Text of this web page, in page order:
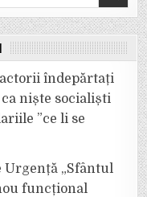
îndepărtați
ca niște socialiști
”ce li se
Urgență „Sfântul
funcțional